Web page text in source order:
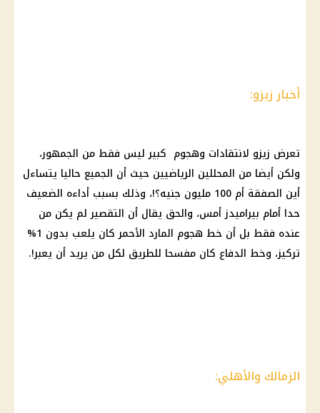
أخبار زيزو:
تعرض زيزو لانتقادات وهجوم كبير ليس فقط من الجمهور،
ولكن أيضا من المحللين الرياضيين حيث أن الجميع حاليا يتساءل
أين الصفقة أم 100 مليون جنيه؟!، وذلك بسبب أداءه الضعيف
حدا أمام بيراميدز أمس، والحق يقال أن التقصير لم يكن من
عنده فقط بل أن خط هجوم المارد الأحمر كان يلعب بدون 1%
تركيز، وخط الدفاع كان مفسحا للطريق لكل من يريد أن يعبر!.
الزمالك والأهلي: